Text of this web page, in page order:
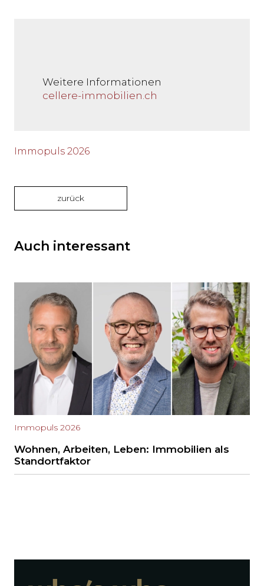
Weitere Informationen
cellere-immobilien.ch
Immopuls 2026
zurück
Auch interessant
Immopuls 2026
Wohnen, Arbeiten, Leben: Immobilien als
Standortfaktor